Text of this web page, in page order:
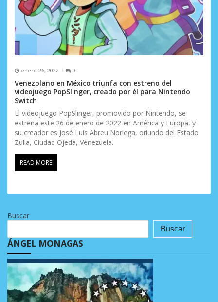
enero 26, 2022 0
Venezolano en México triunfa con estreno del
videojuego PopSlinger, creado por él para Nintendo
Switch
El videojuego PopSlinger, promovido por Nintendo, se
estrena este 26 de enero de 2022 en América y Europa, y
su creador es José Luis Abreu Noriega, oriundo del Estado
Zulia, Ciudad Ojeda, Venezuela.
READ MORE
Buscar
Buscar
ÁNGEL MONAGAS